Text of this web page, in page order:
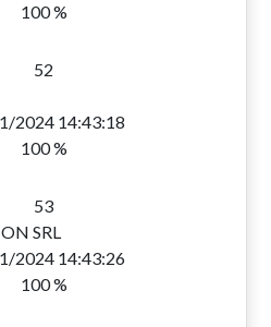
100 %
52
2024 14:43:18
100 %
53
SRL
2024 14:43:26
100 %